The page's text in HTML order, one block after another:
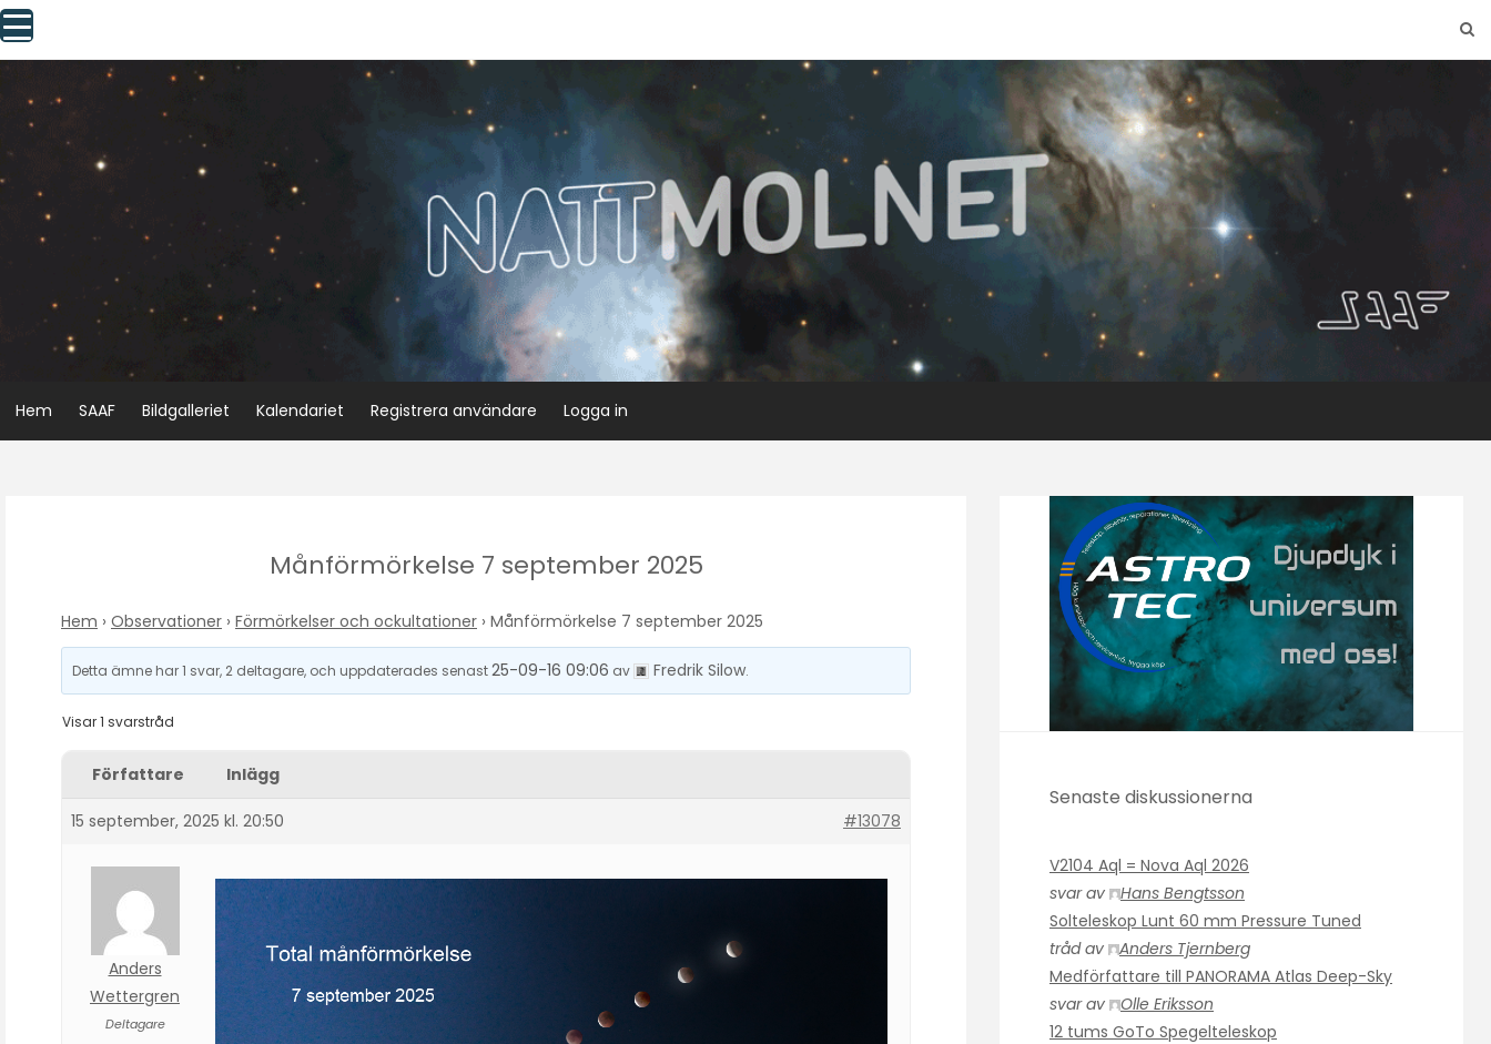
Skip
to
content
Hem SAAF Bildgalleriet Kalendariet Registrera användare Logga in
Månförmörkelse 7 september 2025
Hem › Observationer › Förmörkelser och ockultationer › Månförmörkelse 7 september 2025
Detta ämne har 1 svar, 2 deltagare, och uppdaterades senast25-09-16 09:06 av Fredrik Silow.
Visar 1 svarstråd
Författare Inlägg
15 september, 2025 kl. 20:50 #13078
Anders
Wettergren
Deltagare
Senaste diskussionerna
V2104 Aql = Nova Aql 2026
svar av
Hans Bengtsson
Solteleskop Lunt 60 mm Pressure Tuned
tråd av
Anders Tjernberg
Medförfattare till PANORAMA Atlas Deep-Sky
svar av
Olle Eriksson
12 tums GoTo Spegelteleskop